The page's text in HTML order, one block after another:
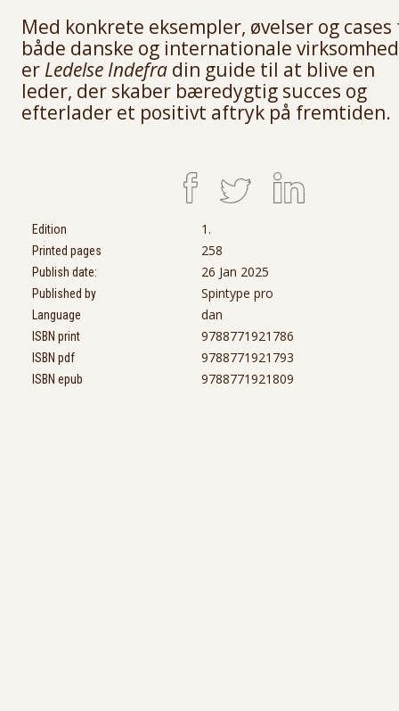
Med konkrete eksempler, øvelser og cases
både danske og internationale
er Ledelse Indefra din guide til at blive en
leder, der skaber bæredygtig succes og
efterlader et positivt aftryk på fremtiden.
Edition 1.
Printed pages 258
Publish date: 26 Jan 2025
Published by Spintype pro
Language dan
ISBN print 9788771921786
ISBN pdf 9788771921793
ISBN epub 9788771921809